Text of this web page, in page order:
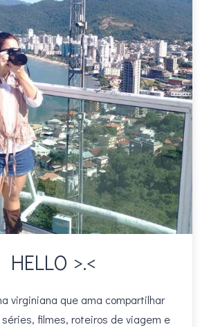
CARRO
HELLO >.<
virginiana que ama compartilhar
filmes, roteiros de viagem e